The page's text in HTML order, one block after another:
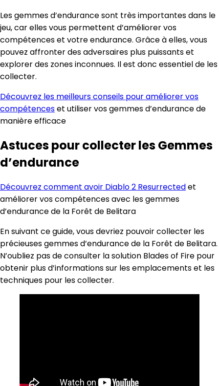
Les gemmes d’endurance sont très importantes dans le
jeu, car elles vous permettent d’améliorer vos
compétences et votre endurance. Grâce à elles, vous
pouvez affronter des adversaires plus puissants et
explorer des zones inconnues. Il est donc essentiel de les
collecter.
Découvrez les meilleurs conseils pour améliorer vos
compétenceset utiliser vos gemmes d’endurance de
manière efficace
Astuces pour collecter les Gemmes
d’endurance
Découvrez comment avoir Diablo 2 Resurrectedet
améliorer vos compétences avec les gemmes
d’endurance de la Forêt de Belitara
En suivant ce guide, vous devriez pouvoir collecter les
précieuses gemmes d’endurance de la Forêt de Belitara.
N’oubliez pas de consulter la solution Blades of Fire pour
obtenir plus d’informations sur les emplacements et les
techniques pour les collecter.